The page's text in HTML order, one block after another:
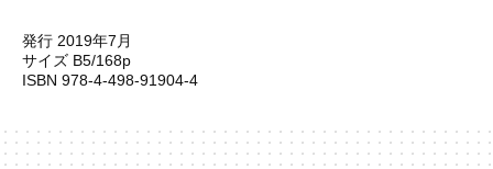
発行 2019年7月
サイズ B5/168p
ISBN 978-4-498-91904-4